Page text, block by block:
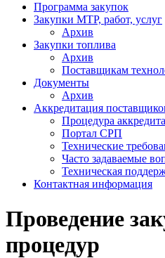
Программа закупок
Закупки МТР, работ, услуг
Архив
Закупки топлива
Архив
Поставщикам
Документы
Архив
Аккредитация
Процедура
Портал СРП
Технические
Часто задаваемые
Техническая
Контактная информация
Проведение
процедур